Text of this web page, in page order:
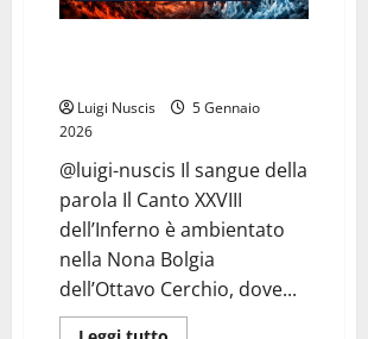
Luigi Nuscis
5 Gennaio
2026
@luigi-nuscis Il sangue della
parola Il Canto XXVIII
dell’Inferno è ambientato
nella Nona Bolgia
dell’Ottavo Cerchio, dove...